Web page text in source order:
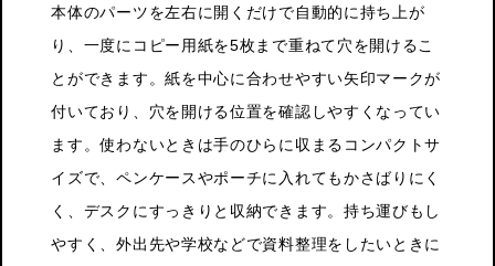
本体のパーツを左右に開くだけで自動的に持ち上が
り、一度にコピー用紙を5枚まで重ねて穴を開けるこ
とができます。紙を中心に合わせやすい矢印マークが
付いており、穴を開ける位置を確認しやすくなってい
ます。使わないときは手のひらに収まるコンパクトサ
イズで、ペンケースやポーチに入れてもかさばりにく
く、デスクにすっきりと収納できます。持ち運びもし
やすく、外出先や学校などで資料整理をしたいときに